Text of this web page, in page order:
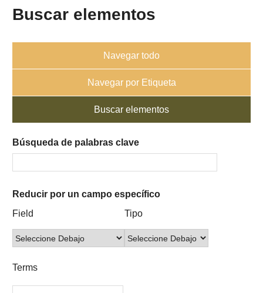
Buscar elementos
Navegar todo
Navegar por Etiqueta
Buscar elementos
Búsqueda de palabras clave
of
rows
in
por
un
Reducir por un campo específico
Campo
búsqueda
Tipo
búsqueda
Términos
búsqueda
Ensamblador
Búsqueda
Field Tipo
Terms